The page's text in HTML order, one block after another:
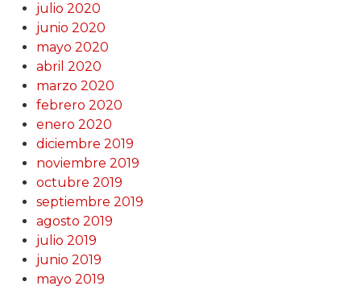
julio 2020
junio 2020
mayo 2020
abril 2020
marzo 2020
febrero 2020
enero 2020
diciembre 2019
noviembre 2019
octubre 2019
septiembre 2019
agosto 2019
julio 2019
junio 2019
mayo 2019